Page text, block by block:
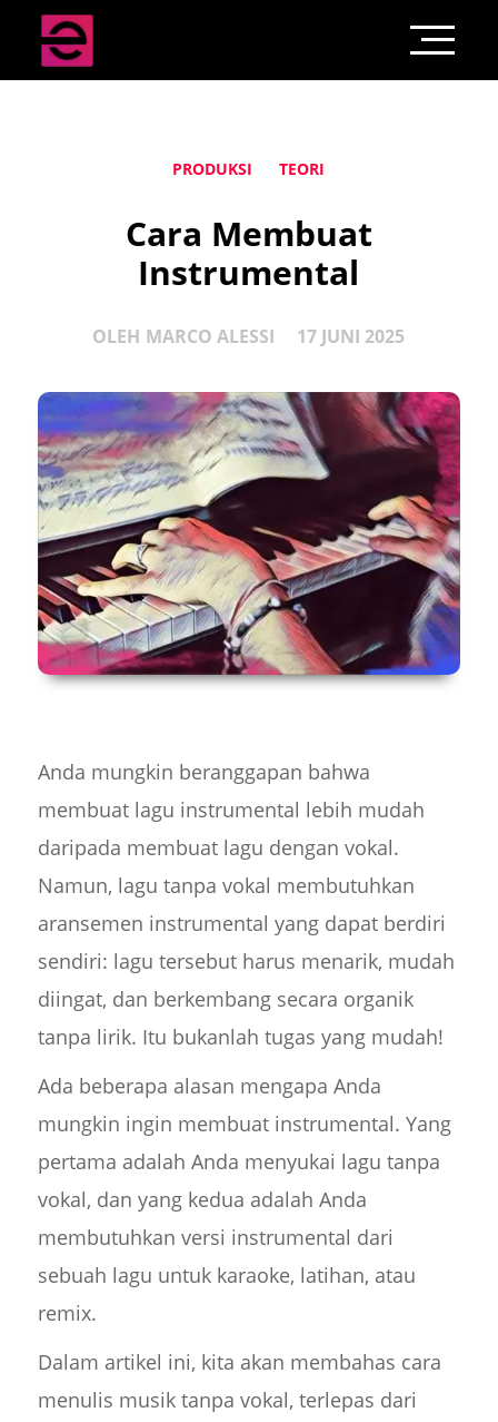
PRODUKSI TEORI
Cara Membuat
Instrumental
OLEH MARCO ALESSI 17 JUNI 2025
Anda mungkin beranggapan bahwa
membuat lagu instrumental lebih mudah
daripada membuat lagu dengan vokal.
Namun, lagu tanpa vokal membutuhkan
aransemen instrumental yang dapat berdiri
sendiri: lagu tersebut harus menarik, mudah
diingat, dan berkembang secara organik
tanpa lirik. Itu bukanlah tugas yang mudah!
Ada beberapa alasan mengapa Anda
mungkin ingin membuat instrumental. Yang
pertama adalah Anda menyukai lagu tanpa
vokal, dan yang kedua adalah Anda
membutuhkan versi instrumental dari
sebuah lagu untuk karaoke, latihan, atau
remix.
Dalam artikel ini, kita akan membahas cara
menulis musik tanpa vokal, terlepas dari